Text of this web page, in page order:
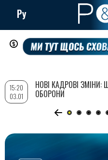
Перейти
до
вмісту
Ру
15:20
03.01
НОВІ КАДРОВІ ЗМІНИ:
ОБОРОНИ